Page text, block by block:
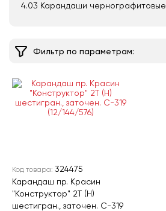
4.03 Карандаши чернографитовые
Фильтр по параметрам:
Код товара: 324475
Карандаш пр. Красин
"Конструктор" 2Т (H)
шестигран., заточен. С-319